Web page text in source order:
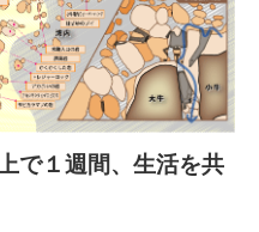
で１週間、生活を共